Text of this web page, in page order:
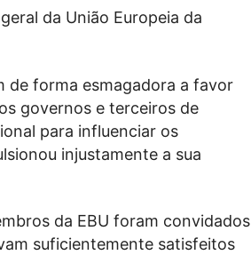
da União Europeia da
de forma esmagadora a favor
governos e terceiros de
para influenciar os
injustamente a sua
da EBU foram convidados
suficientemente satisfeitos